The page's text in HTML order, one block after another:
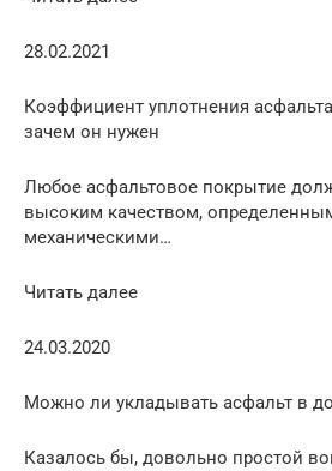
28.02.2021
Коэффициент уплотнения
зачем он нужен
Любое асфальтовое покрытие
высоким качеством,
механическими…
Читать далее
24.03.2020
Можно ли укладывать асфальт в
Казалось бы, довольно простой